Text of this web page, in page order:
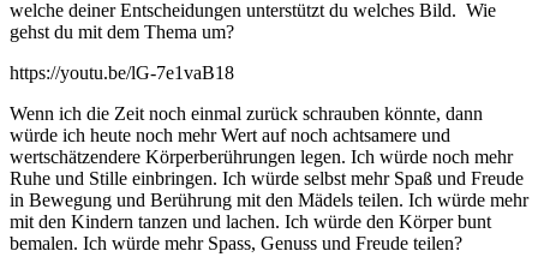
welche deiner Entscheidungen unterstützt du welches Bild. Wie
gehst du mit dem Thema um?
https://youtu.be/lG-7e1vaB18
Wenn ich die Zeit noch einmal zurück schrauben könnte, dann
würde ich heute noch mehr Wert auf noch achtsamere und
wertschätzendere Körperberührungen legen. Ich würde noch mehr
Ruhe und Stille einbringen. Ich würde selbst mehr Spaß und Freude
in Bewegung und Berührung mit den Mädels teilen. Ich würde mehr
mit den Kindern tanzen und lachen. Ich würde den Körper bunt
bemalen. Ich würde mehr Spass, Genuss und Freude teilen?